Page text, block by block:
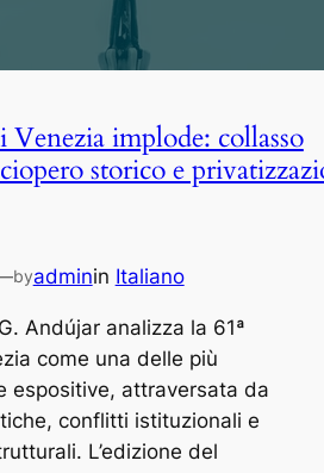
Venezia implode: collasso
storico e
byadminin Italiano
Andújar analizza la 61ª
come una delle più
espositive, attraversata da
conflitti istituzionali e
L’edizione del